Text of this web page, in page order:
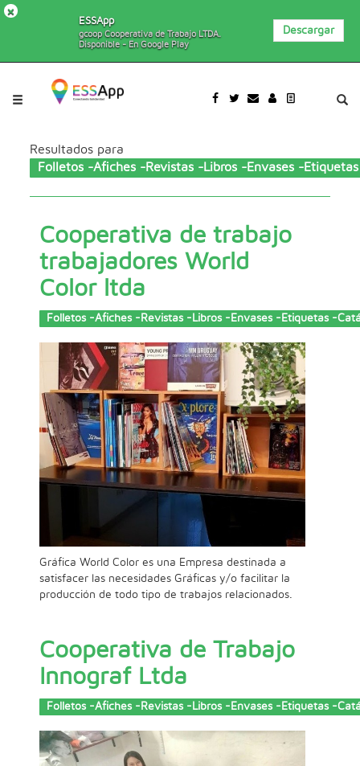
×
ESSApp
gcoop Cooperativa de Trabajo LTDA.
Disponible - En Google Play
Descargar
Resultados para
Folletos -Afiches -Revistas -Libros -Envases -
Cooperativa de trabajo
trabajadores World
Color ltda
Folletos -Afiches -Revistas -Libros -Envases -Etiquetas -
Gráfica World Color es una Empresa destinada a
satisfacer las necesidades Gráficas y/o facilitar la
producción de todo tipo de trabajos relacionados.
Cooperativa de Trabajo
Innograf Ltda
Folletos -Afiches -Revistas -Libros -Envases -Etiquetas -